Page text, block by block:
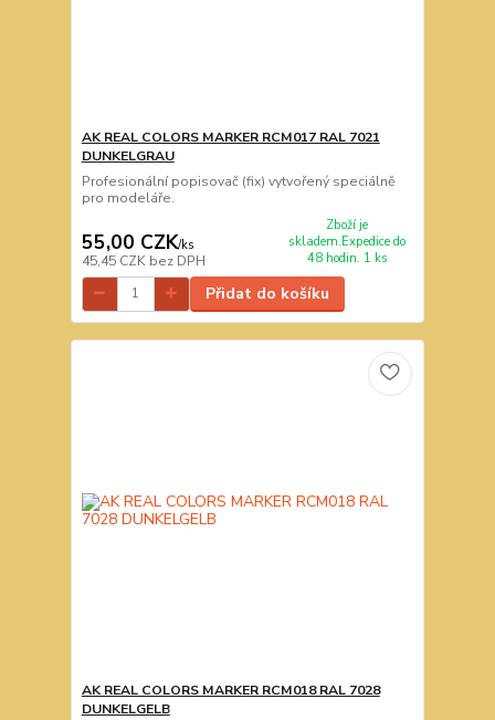
AK REAL COLORS MARKER RCM017 RAL 7021
DUNKELGRAU
Profesionální popisovač (fix) vytvořený speciálně
pro modeláře.
55,00 CZK/ks
45,45 CZK bez DPH
Zboží je
skladem.Expedice do
48 hodin. 1 ks
Přidat do košíku
AK REAL COLORS MARKER RCM018 RAL 7028
DUNKELGELB